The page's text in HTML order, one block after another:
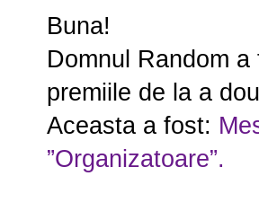
Buna!
Domnul Random
premiile de la a
Aceasta a fost:
”Organizatoare”.